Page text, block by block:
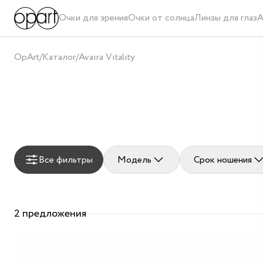
Очки для зренияОчки от солнцаЛинзы для глаз
OpArt/Каталог/Avaira Vitality
Все фильтры Модель Срок ношения
2 предложения